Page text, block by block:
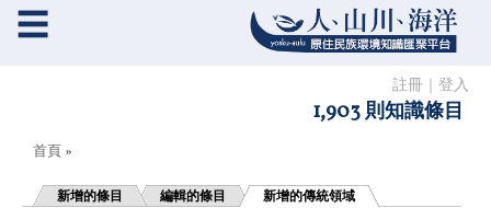
註冊 登入
1,903 則知識條目
☰
您在這裡
首頁 »
新增的條目 編輯的條目 新增的傳統領域